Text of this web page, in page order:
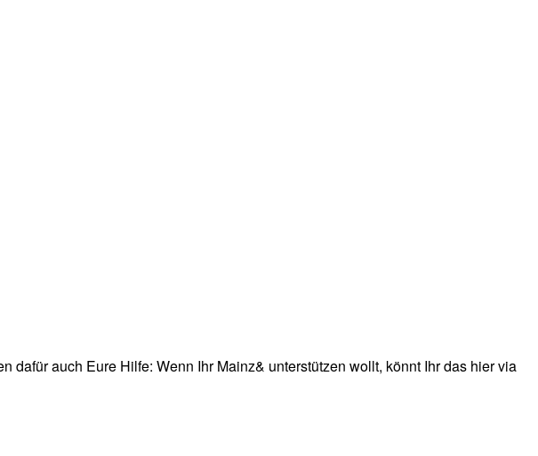
dafür auch Eure Hilfe: Wenn Ihr Mainz& unterstützen wollt, könnt Ihr das hier via